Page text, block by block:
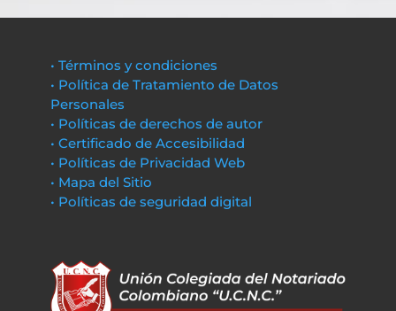
• Términos y condiciones
• Política de Tratamiento de Datos
Personales
• Políticas de derechos de autor
• Certificado de Accesibilidad
• Políticas de Privacidad Web
• Mapa del Sitio
• Políticas de seguridad digital